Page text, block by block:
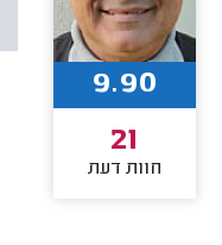
9.90
21
חוות דעת